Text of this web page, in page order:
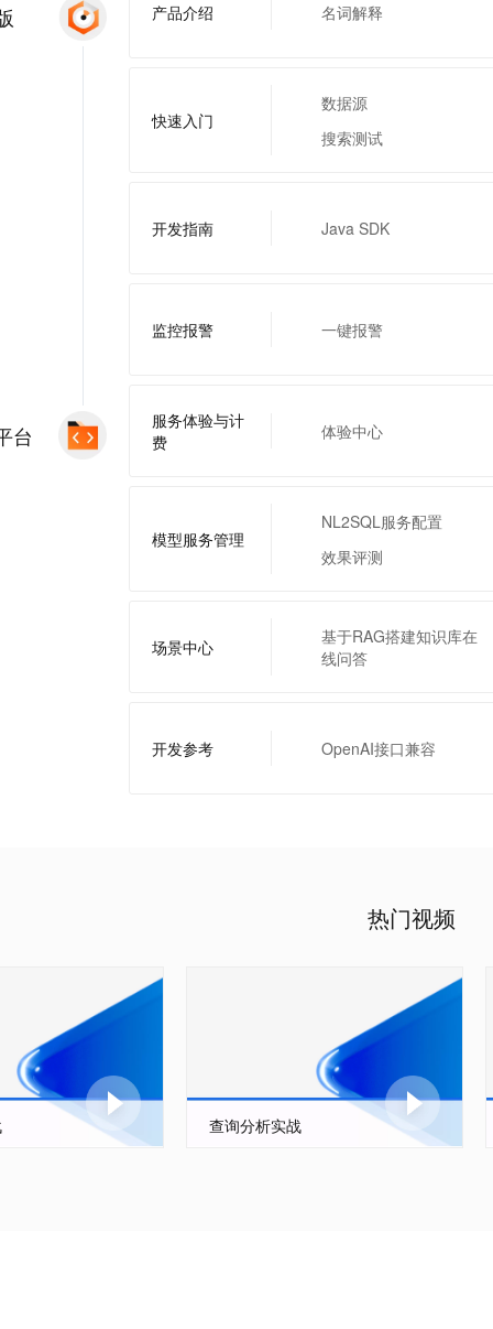
产品介绍 名词解释
快速入门
数据源
搜索测试
开发指南 Java SDK
监控报警 一键报警
台
服务体验与计
费
体验中心
模型服务管理
NL2SQL服务配置
效果评测
场景中心
基于RAG搭建知识库在
线问答
开发参考 OpenAI接口兼容
热门视频
查询分析实战